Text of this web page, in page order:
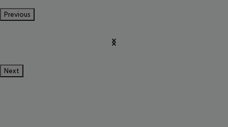
Previous
Next